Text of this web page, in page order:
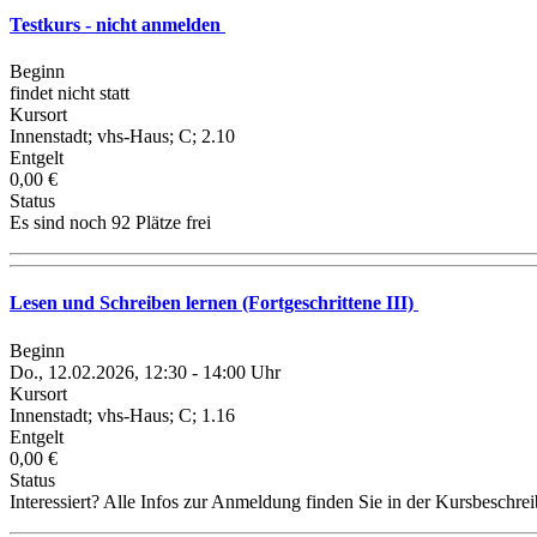
Testkurs - nicht anmelden
Beginn
findet nicht statt
Kursort
Innenstadt; vhs-Haus; C; 2.10
Entgelt
0,00 €
Status
Es sind noch 92 Plätze frei
Lesen und Schreiben lernen (Fortgeschrittene III)
Beginn
Do., 12.02.2026, 12:30 - 14:00 Uhr
Kursort
Innenstadt; vhs-Haus; C; 1.16
Entgelt
0,00 €
Status
Interessiert? Alle Infos zur Anmeldung finden Sie in der